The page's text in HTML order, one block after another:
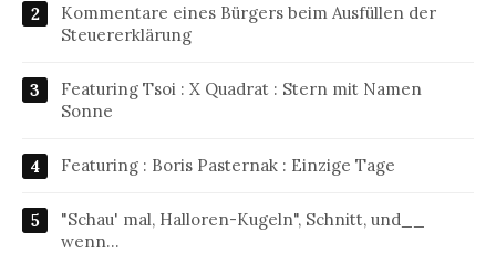
Kommentare eines Bürgers beim Ausfüllen der
Steuererklärung
Featuring Tsoi : X Quadrat : Stern mit Namen
Sonne
Featuring : Boris Pasternak : Einzige Tage
"Schau' mal, Halloren-Kugeln", Schnitt, und__
wenn…